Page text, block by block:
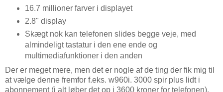
16.7 millioner farver i displayet
2.8" display
Skægt nok kan telefonen slides begge veje, med
almindeligt tastatur i den ene ende og
multimediafunktioner i den anden
Der er meget mere, men det er nogle af de ting der fik mig til
at vælge denne fremfor f.eks. w960i. 3000 spir plus lidt i
abonnement (i alt løber det op i 3600 kroner for telefonen),